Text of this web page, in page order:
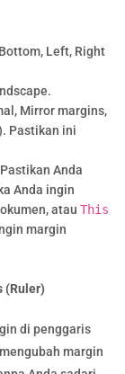
Left, Right
Mirror margins,
Pastikan ini
Anda
Anda ingin
atauThis
margin
(Ruler)
di penggaris
margin